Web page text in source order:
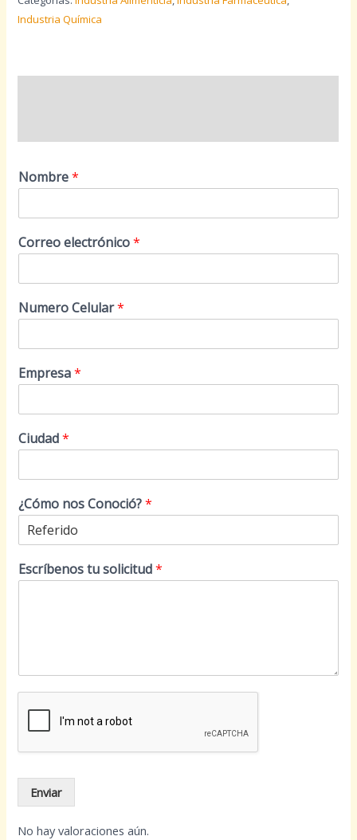
Industria Química
Nombre*
Correo electrónico*
Numero Celular*
Empresa*
Ciudad*
¿Cómo nos Conoció?*
Escríbenos tu solicitud*
Enviar
No hay valoraciones aún.